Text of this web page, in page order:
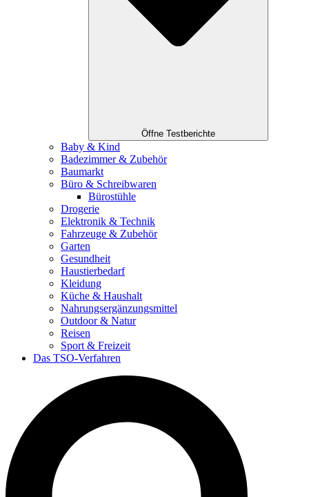
Öffne Testberichte
Baby & Kind
Badezimmer & Zubehör
Baumarkt
Büro & Schreibwaren
Bürostühle
Drogerie
Elektronik & Technik
Fahrzeuge & Zubehör
Garten
Gesundheit
Haustierbedarf
Kleidung
Küche & Haushalt
Nahrungsergänzungsmittel
Outdoor & Natur
Reisen
Sport & Freizeit
Das TSO-Verfahren